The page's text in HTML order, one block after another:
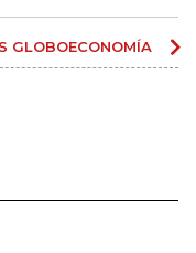
GLOBOECONOMÍA